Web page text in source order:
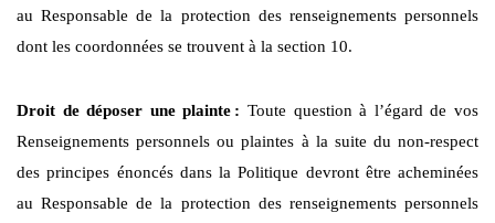
au Responsable de la protection des renseignements personnels
dont les coordonnées se trouvent à la section 10.
Droit de déposer une plainte : Toute question à l’égard de vos
Renseignements personnels ou plaintes à la suite du non-respect
des principes énoncés dans la Politique devront être acheminées
au Responsable de la protection des renseignements personnels